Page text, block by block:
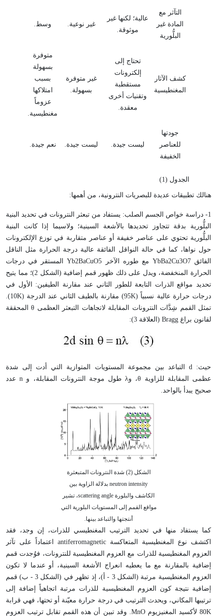
التآثر مع
المادة غير
البلُّورية
عالية؛ لكنها غير
موثوقة.
غير نوعية. وسط.
كشف الآثار
المغنطيسية
تحتاج إلى
إلكترونات
مستقطبة
وتقنيات أخرى
معقدة.
غير متوفرة
بسهولة.
متوفرة
بسهولة
بسبب
امتلاكها
عزوماً
مغنطيسية.
جودتها
للعناصر
الخفيفة
ليست جيدة. ليست جيدة. نعم جيدة.
الجدول (1)
هنالك تطبيقات عديدة للبصريات النترونية، من أهمها:
1- دراسة خواص الجسم الصلب: يستفاد من تبعثر النترونات في تحديد البنية
البلُّورية بدقة تتجاوز تحديدها بالأشعة السينية؛ ولاسيما إذا كانت البنية
البلُّورية تحتوي على عناصر خفيفة أو عناصر متقاربة في توزع الإلكترونات
حول نواها، كما في حالة النواقل الفائقة عالية درجة الحرارة مثل الناقل
الفائق YbBa2Cu3O7 مع طوره الآخر Yb2BaCuO5 المستقر في درجات
الحرارة المنخفضة، ويدل على ذلك ظهور قمم إضافية (الشكل 2)؛ مما يتيح
تحديد مواقع الذرات التابعة للطور الثاني عند مقارنة الطيفين: الأول في
درجات حرارة عالية نسبياً (95K) مقارنة بالطيف الثاني عند الدرجة (10K).
تمثل القمم شِدَّات النترونات المقابلة لاتجاهات التبعثر العظمى θ المحققة
لقانون براغ Bragg (العلاقة 3):
حيث: d التباعد بين مجموعة المستويات المتوازية التي أدت إلى شدة
عظمى المقابلة للزاوية θ، وλ طول موجة النترونات المقابلة، و n عدد
صحيح يبدأ بالواحد.
الشكل (2) شدة النترونات المتبعثرة
neutron intensity بدلالة الزاوية بين
الكاشف والبلورة scattering angle، تشير
مواقع القمم إلى المستويات البلورية التي
أنتجتها والتباعد بينها.
كما يستفاد منها في تحديد الترتيب المغنطيسي للذرات، إن وجد، فقد
اكتشف نوع المغنطيسية المتعاكسة antiferromagnetic اعتماداً على تآثر
العزوم المغنطيسية للذرات مع العزوم المغنطيسية للنترونات، فوُجدت قمم
إضافية بالمقارنة مع ما يعطيه انعراج الأشعة السينية، أو عندما لا تكون
العزوم المغنطيسية مرتبة (الشكل 3 - أ)، إذ تظهر في (الشكل 3 - ب) قمم
إضافية نتيجة كون العزوم المغنطيسية للذرات مرتبة اتجاهياً إضافة إلى
ترتيبها المكاني، ويحدث الترتيب في درجة حرارة معيّنة أو تحتها، فهي قرابة
80K لأكسيد المغنيزيوم MnO. وقد تبين أن هذه القمم تقابل ترتيب العزوم